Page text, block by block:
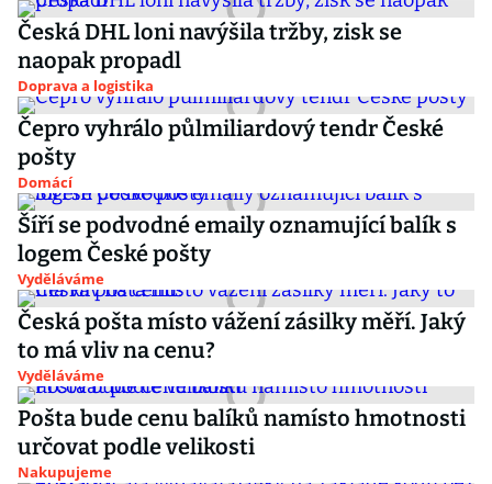
Česká DHL loni navýšila tržby, zisk se
naopak propadl
Doprava a logistika
Čepro vyhrálo půlmiliardový tendr České
pošty
Domácí
Šíří se podvodné emaily oznamující balík s
logem České pošty
Vyděláváme
Česká pošta místo vážení zásilky měří. Jaký
to má vliv na cenu?
Vyděláváme
Pošta bude cenu balíků namísto hmotnosti
určovat podle velikosti
Nakupujeme